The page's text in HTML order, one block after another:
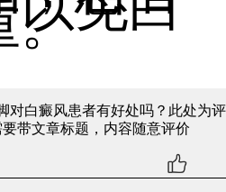
。
对白癜风患者有好处吗？ 此处为评
带文章标题，内容随意评价